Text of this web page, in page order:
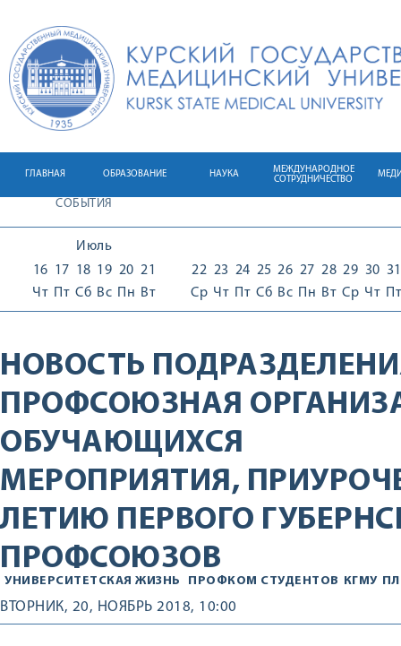
ГЛАВНАЯ ОБРАЗОВАНИЕ НАУКА
МЕЖДУНАРОДНОЕ
СОТРУДНИЧЕСТВО
СОБЫТИЯ
Июль
16
Чт
17
Пт
18
Сб
19
Вс
20
Пн
21
Вт
22
Ср
23
Чт
24
Пт
25
Сб
26
Вс
27
Пн
28
Вт
29
Ср
30
Чт
31
Пт
НОВОСТЬ
ПРОФСОЮЗНАЯ
ОБУЧАЮЩИХСЯ
МЕРОПРИЯТИЯ,
ЛЕТИЮ ПЕРВОГО
ПРОФСОЮЗОВ
УНИВЕРСИТЕТСКАЯ ЖИЗНЬ ПРОФКОМ СТУДЕНТОВ КГМУ
ВТОРНИК, 20, НОЯБРЬ 2018, 10:00